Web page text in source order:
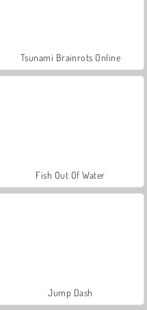
Tsunami Brainrots Online
Fish Out Of Water
Jump Dash